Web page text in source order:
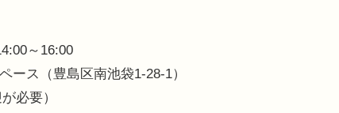
～16:00
ース（豊島区南池袋1-28-1）
必要）